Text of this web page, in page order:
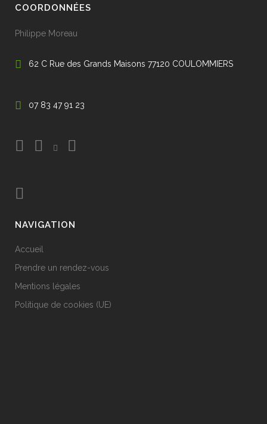
COORDONNÉES
Philippe Moreau
62 C Rue des Grands Maisons 77120 COULOMMIERS
07 83 47 91 23
NAVIGATION
Accueil
Prendre un rendez-vous
Mentions légales
Politique de cookies (UE)